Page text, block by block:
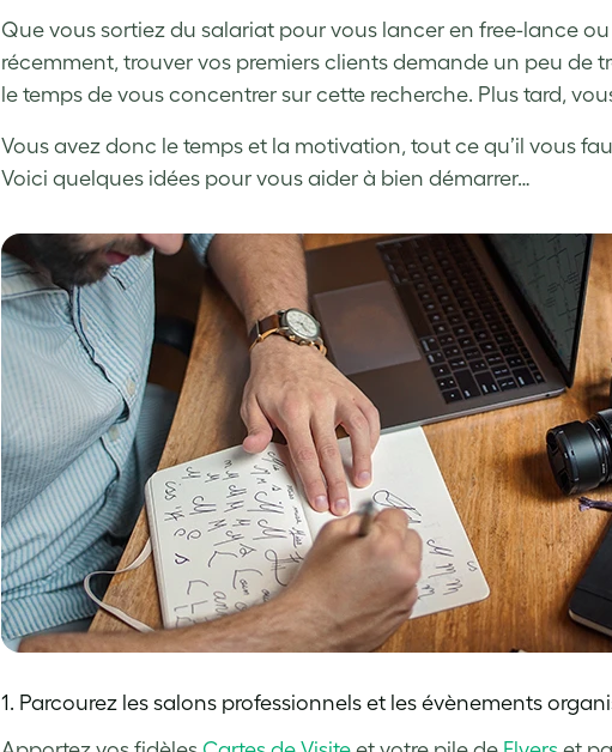
Que vous sortiez du salariat pour vous lancer en free-lance
récemment, trouver vos premiers clients demande un peu de
le temps de vous concentrer sur cette recherche. Plus tard,
Vous avez donc le temps et la motivation, tout ce qu’il vous
Voici quelques idées pour vous aider à bien démarrer…
1. Parcourez les salons professionnels et les évènements